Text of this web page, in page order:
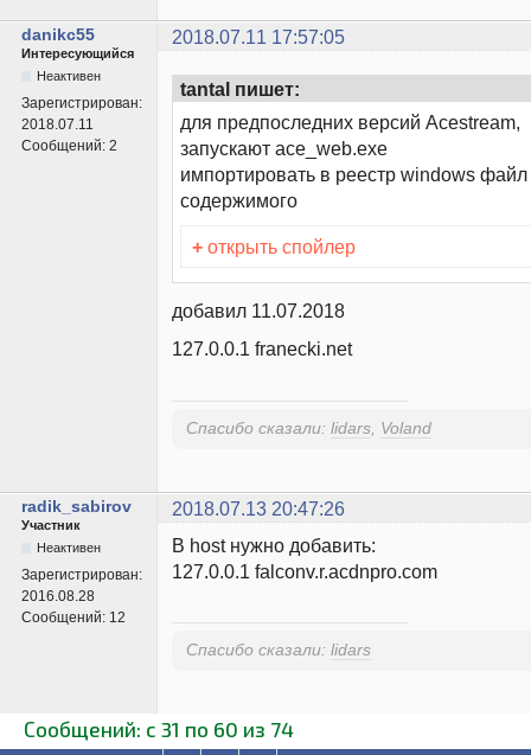
danikc55 2018.07.11 17:57:05
Интересующийся
Неактивен
Зарегистрирован:
2018.07.11
Сообщений: 2
tantal пишет:
для предпоследних версий Acestream,
запускают ace_web.exe
импортировать в реестр windows файл
содержимого
+ открыть спойлер
добавил 11.07.2018
127.0.0.1 franecki.net
Спасибо сказали: lidars Voland
radik_sabirov 2018.07.13 20:47:26
Участник
Неактивен
Зарегистрирован:
2016.08.28
Сообщений: 12
В host нужно добавить:
127.0.0.1 falconv.r.acdnpro.com
Спасибо сказали: lidars
Сообщений: с 31 по 60 из 74